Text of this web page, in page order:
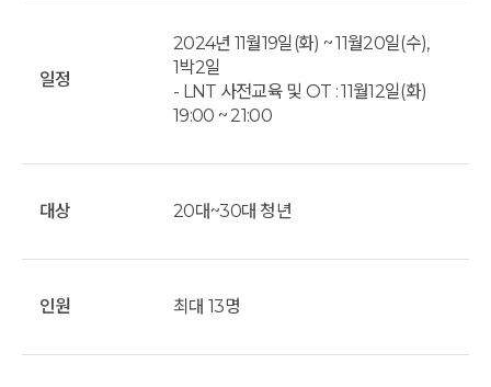
일정
2024년 11월19일(화) ~ 11월20일(수),
1박2일
- LNT 사전교육 및 OT : 11월12일(화)
19:00 ~ 21:00
대상 20대~30대 청년
인원 최대 13명